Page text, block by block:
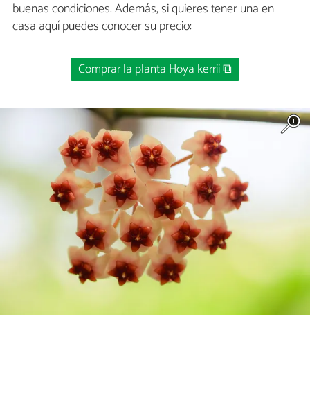
buenas condiciones. Además, si quieres tener una en
casa aquí puedes conocer su precio:
Comprar la planta Hoya kerrii ⧉